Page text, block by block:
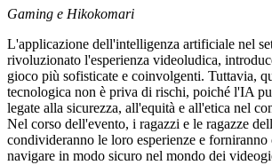
Gaming e Hikokomari
L'applicazione dell'intelligenza artificiale nel
rivoluzionato l'esperienza videoludica,
gioco più sofisticate e coinvolgenti. Tuttavia,
tecnologica non è priva di rischi, poiché l'IA
legate alla sicurezza, all'equità e all'etica nel
Nel corso dell'evento, i ragazzi e le ragazze
condivideranno le loro esperienze e forniranno
navigare in modo sicuro nel mondo dei